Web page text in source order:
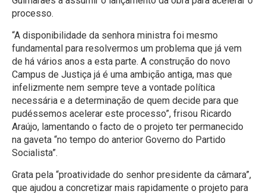
processo.
“A disponibilidade da senhora ministra foi mesmo
fundamental para resolvermos um problema que já vem
de há vários anos a esta parte. A construção do novo
Campus de Justiça já é uma ambição antiga, mas que
infelizmente nem sempre teve a vontade política
necessária e a determinação de quem decide para que
pudéssemos acelerar este processo”, frisou Ricardo
Araújo, lamentando o facto de o projeto ter permanecido
na gaveta “no tempo do anterior Governo do Partido
Socialista”.
Grata pela “proatividade do senhor presidente da câmara”,
que ajudou a concretizar mais rapidamente o projeto para